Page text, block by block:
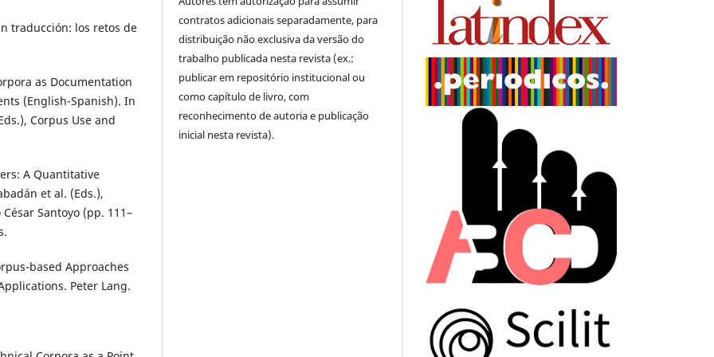
traducción: los retos de
as Documentation
(English-Spanish). In
Corpus Use and
A Quantitative
et al. (Eds.),
Santoyo (pp. 111–
based Approaches
Peter Lang.
contratos adicionais separadamente, para
distribuição não exclusiva da versão do
trabalho publicada nesta revista (ex.:
publicar em repositório institucional ou
como capítulo de livro, com
reconhecimento de autoria e publicação
inicial nesta revista).